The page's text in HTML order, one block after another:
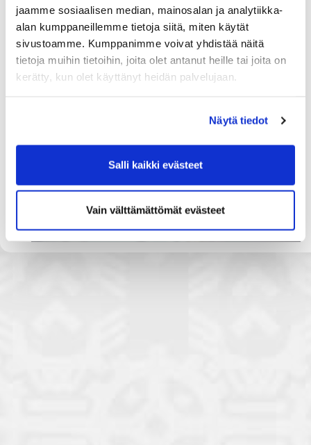
jaamme sosiaalisen median, mainosalan ja analytiikka-
alan kumppaneillemme tietoja siitä, miten käytät
sivustoamme. Kumppanimme voivat yhdistää näitä
tietoja muihin tietoihin, joita olet antanut heille tai joita on
kerätty, kun olet käyttänyt heidän palvelujaan.
Näytä tiedot
Salli kaikki evästeet
Vain välttämättömät evästeet
virheellisestä harmonisoinnista kyseisessä EU-
maassa.